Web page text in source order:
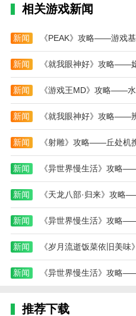
3、已融合的植物也可
4、同一种植物拥有多
本站为您提供植物大战
游戏 ，欢迎大家记住本站
游app最好的网站！
相关游戏新闻
新闻 《PEAK》攻略——游戏
新闻
新闻
新闻
新闻
新闻 《异世界慢生活》攻略
新闻
新闻 《异世界慢生活》攻略
新闻
新闻 《异世界慢生活》攻略
推荐下载